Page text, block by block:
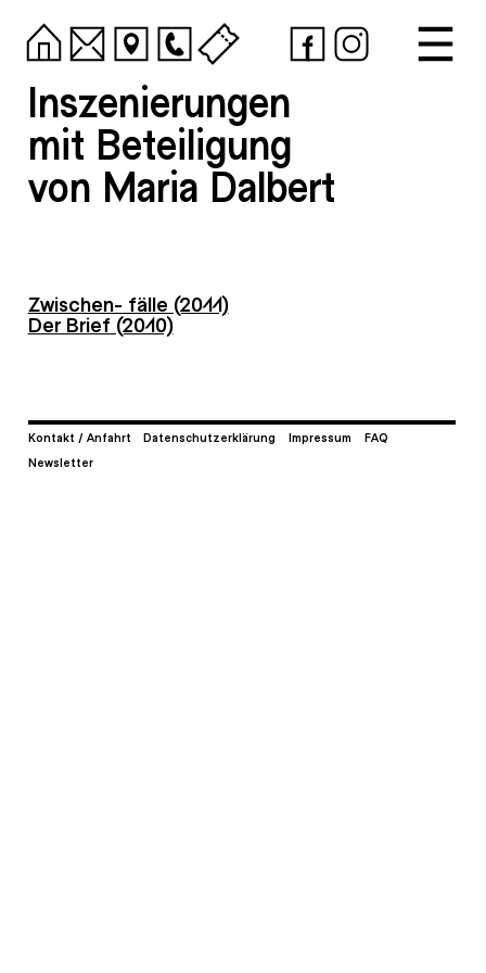
Inszenierungen
mit Beteiligung
von Maria Dalbert
Zwischen- fälle (2011)
Der Brief (2010)
Kontakt / Anfahrt Datenschutzerklärung Impressum
FAQ
Newsletter